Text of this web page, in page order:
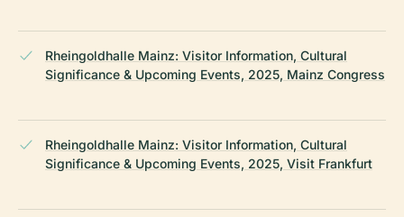
Rheingoldhalle Mainz: Visitor Information, Cultural
Significance & Upcoming Events, 2025, Mainz Congress
Rheingoldhalle Mainz: Visitor Information, Cultural
Significance & Upcoming Events, 2025, Visit Frankfurt